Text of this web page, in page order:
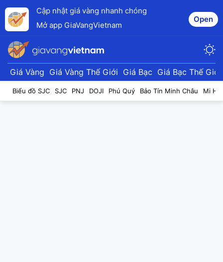
Cập nhật giá vàng nhanh chóng
Mở app GiaVangVietnam
Open
Giá Vàng Giá Vàng Thế Giới Giá Bạc Giá Bạc Thế Giới
Biểu đồ SJC SJC PNJ DOJI Phú Quý Bảo Tín Minh Châu Mi